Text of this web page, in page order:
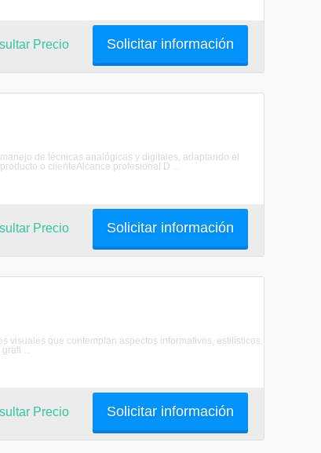
Solicitar información
Precio
de técnicas analógicas y digitales, adaptando el
o clienteAlcance profesional D ...
Solicitar información
Precio
visuales que contemplan aspectos informativos, estilísticos,
...
Solicitar información
Precio